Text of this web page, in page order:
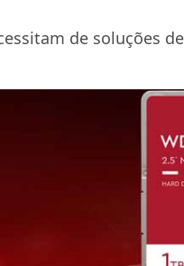
de soluções